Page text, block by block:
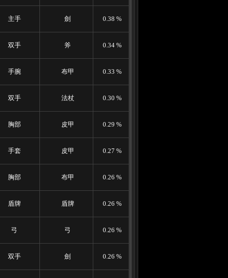
主手 劍 0.38 %
双手 斧 0.34 %
手腕 布甲 0.33 %
双手 法杖 0.30 %
胸部 皮甲 0.29 %
手套 皮甲 0.27 %
胸部 布甲 0.26 %
盾牌 盾牌 0.26 %
弓 弓 0.26 %
双手 劍 0.26 %